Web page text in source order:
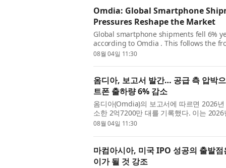
Omdia: Global Smartphone
Pressures Reshape the Market
Global smartphone shipments fell 6%
according to Omdia . This follows the
the adjustment phase of the memory
08월 04일 11:30
옴디아, 보고서 발간… 공급 측 압박
트폰 출하량 6% 감소
옴디아(Omdia)의 보고서에 따르면 2026
소한 2억7200만 대를 기록했다. 이는
의 조정 국면으로 전환된 데 따른 것이다.
08월 04일 11:30
마컴아시아, 미국 IPO 성공의 출발
이가 될 것 강조